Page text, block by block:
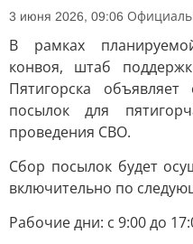
3 июня 2026, 09:06
В рамках
конвоя, штаб
Пятигорска
посылок для
проведения СВО.
Сбор посылок будет
включительно по
Рабочие дни: с 9:00 до